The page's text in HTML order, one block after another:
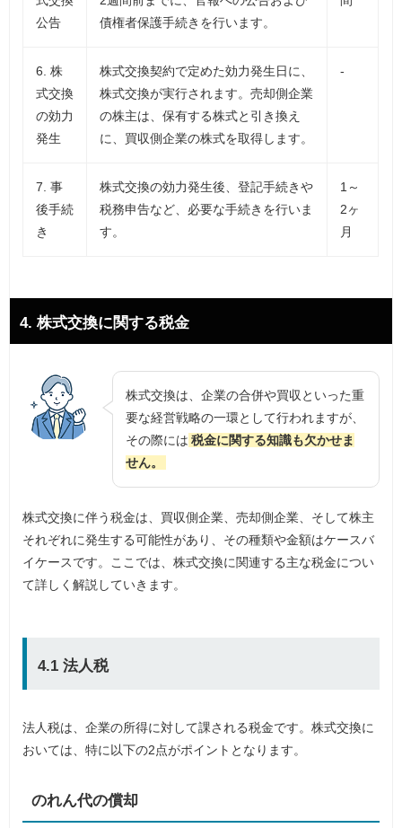
公告
債権者保護手続きを行います。
6. 株
式交換
の効力
発生
株式交換契約で定めた効力発生日に、
株式交換が実行されます。売却側企業
の株主は、保有する株式と引き換え
に、買収側企業の株式を取得します。
-
7. 事
後手続
き
株式交換の効力発生後、登記手続きや
税務申告など、必要な手続きを行いま
す。
1～
2ヶ
月
4. 株式交換に関する税金
株式交換は、企業の合併や買収といった重
要な経営戦略の一環として行われますが、
その際には 税金に関する知識も欠かせま
せん。
株式交換に伴う税金は、買収側企業、売却側企業、そして株主
それぞれに発生する可能性があり、その種類や金額はケースバ
イケースです。ここでは、株式交換に関連する主な税金につい
て詳しく解説していきます。
4.1 法人税
法人税は、企業の所得に対して課される税金です。株式交換に
おいては、特に以下の2点がポイントとなります。
のれん代の償却